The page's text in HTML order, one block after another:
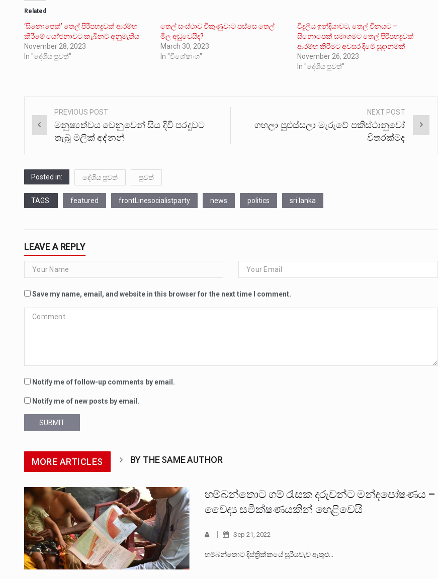
Related
‘සිනොපෙක්’ තෙල් පිරිපහදුවක් ආරම්භ
කිරීමේ යෝජනාවට කැබිනට් අනුමැතිය
November 28, 2023
In "දේශීය පුවත්"
තෙල් සංස්ථාව විකුණුවාට පස්සෙ තෙල්
මිල අඩුවෙයිද?
March 30, 2023
In "විශේෂාංග"
විදුලිය ඉන්දියාවට, තෙල් චීනයට –
සිනොපෙක් සමාගමට තෙල් පිරිපහදුවක්
ආරම්භ කිරීමට අවසර දීමේ සූදානමක්
November 26, 2023
In "දේශීය පුවත්"
Post
navigation
PREVIOUS POST
මනුෂ්‍යත්වය වෙනුවෙන් සිය දිවි පරදුවට
තැබූ මලික් අද්නන්
NEXT POST
ගහලා පුළුස්සලා මැරුවේ පකිස්ථානුවෝ
විතරක්මද
Posted in: දේශීය පුවත් පුවත්
TAGS: featured frontLinesocialistparty news politics sri lanka
LEAVE A REPLY
Save my name, email, and website in this browser for the next time I comment.
Notify me of follow-up comments by email.
Notify me of new posts by email.
SUBMIT
MORE ARTICLES BY THE SAME AUTHOR
හම්බන්තොට ගම් රැසක දරුවන්ට මන්දපෝෂණය –
වෛද්‍ය සමීක්ෂණයකින් හෙළිවෙයි
Sep 21, 2022
හම්බන්තොට දිස්ත්‍රික්කයේ සූරියවැව ඇතුළු…